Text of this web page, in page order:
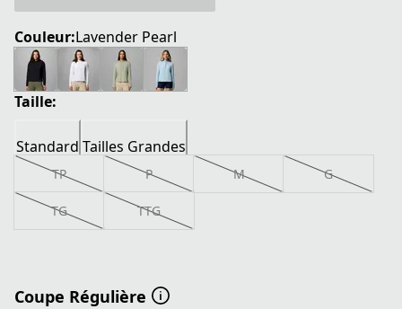
Couleur:Lavender Pearl
Taille:
Standard Tailles Grandes
TP P M G
TG TTG
Coupe Régulière